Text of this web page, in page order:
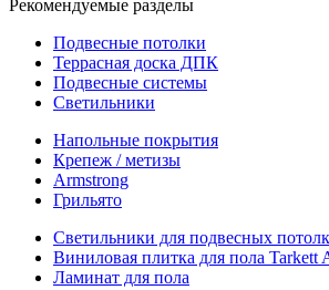
Рекомендуемые разделы
Подвесные потолки
Террасная доска ДПК
Подвесные системы
Светильники
Напольные покрытия
Крепеж / метизы
Armstrong
Грильято
Светильники для подвесных
Виниловая плитка для пола Tarkett
Ламинат для пола